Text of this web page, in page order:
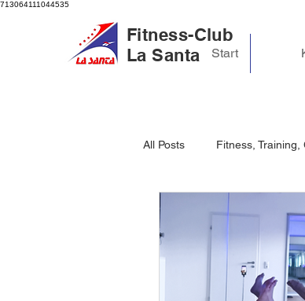
713064111044535
Fitness-Club
La Santa
Start
All Posts Fitness, Training,
Mindset & Achtsamkeit